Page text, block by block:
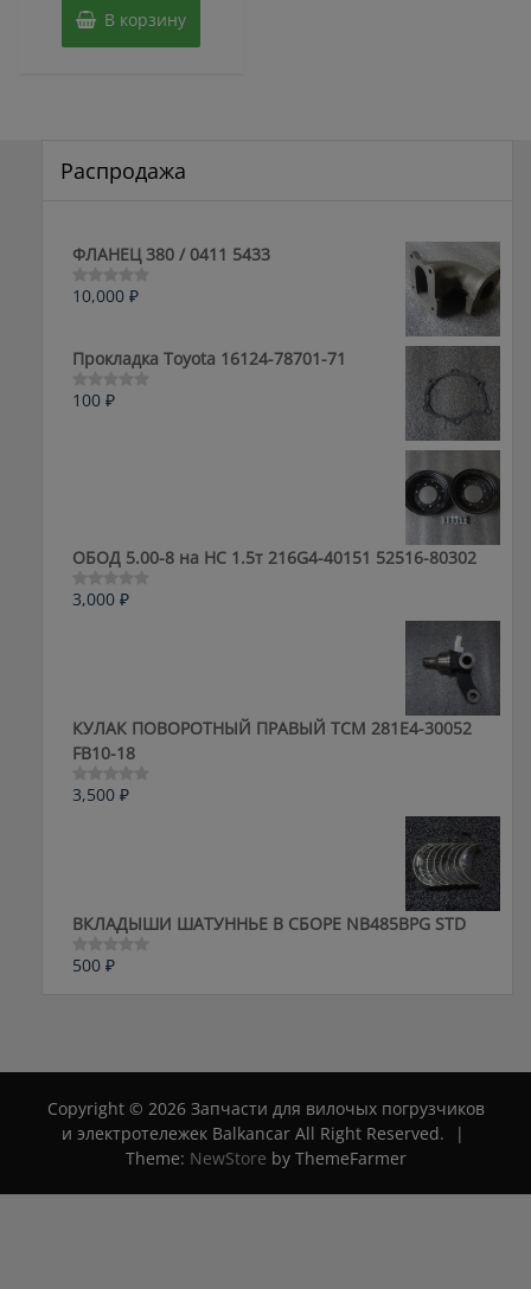
В корзину
Распродажа
ФЛАНЕЦ 380 / 0411 5433
Оценка
5
10,000 ₽
Прокладка Toyota 16124-78701-71
Оценка
100 ₽
ОБОД 5.00-8 на HC 1.5т 216G4-40151 52516-80302
Оценка
3,000 ₽
КУЛАК ПОВОРОТНЫЙ ПРАВЫЙ ТСМ 281E4-30052
FB10-18
Оценка
3,500 ₽
ВКЛАДЫШИ ШАТУННЬЕ В СБОРЕ NB485BPG STD
Оценка
500 ₽
Copyright © 2026 Запчасти для вилочых погрузчиков
и электротележек Balkancar All Right Reserved.
|
Theme: NewStore by ThemeFarmer